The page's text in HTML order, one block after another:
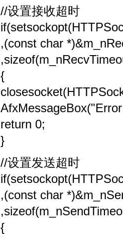
//设置接收超时
,(const char
{
return 0;
}
//设置发送超时
,(const char
{